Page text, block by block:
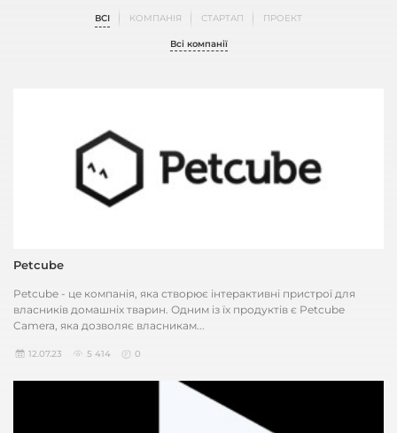
ВСІ КОМПАНІЯ СТАРТАП ПРОЕКТ
Всі компанії
Petcube
Petcube - це компанія, яка створює інтерактивні пристрої для
власників домашніх тварин. Одним із їх продуктів є Petcube
Camera, яка дозволяє власникам...
12.07.23 5 414 0